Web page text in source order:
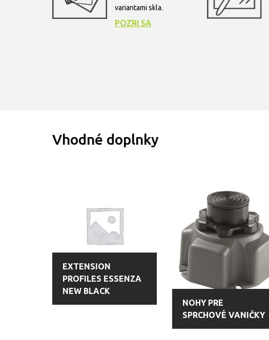
variantami skla.
POZRI SA
Vhodné doplnky
EXTENSION
PROFILES ESSENZA
NEW BLACK
NOHY PRE
SPRCHOVÉ VANIČKY